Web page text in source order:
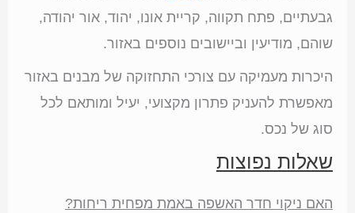
גבעתיים, פתח תקווה, קריית אונו, יהוד, אור יהודה,
שוהם, מודיעין וביישובים נוספים באזור.
היכרות מעמיקה עם צורכי התחזוקה של מבנים באזור
מאפשרת להעניק פתרון מקצועי, יעיל ומותאם לכל
סוג של נכס.
שאלות נפוצות
האם ניקוי חדר האשפה באמת מפחית ריחות?